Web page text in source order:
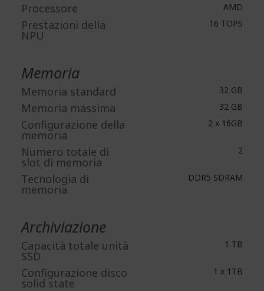
Processore AMD
Prestazioni della
NPU
16 TOPS
Memoria
Memoria standard 32 GB
Memoria massima 32 GB
Configurazione della
memoria
2 x 16GB
Numero totale di
slot di memoria
2
Tecnologia di
memoria
DDR5 SDRAM
Archiviazione
Capacità totale unità
SSD
1 TB
Configurazione disco
solid state
1 x 1TB